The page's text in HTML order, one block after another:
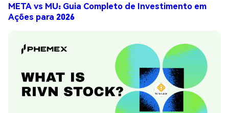
META vs MU: Guia Completo de Investimento em
Ações para 2026